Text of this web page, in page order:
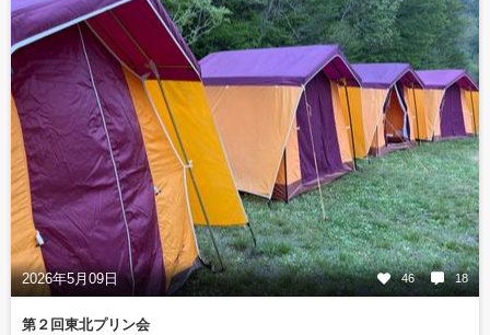
2026年5月09日 46 18
第２回東北プリン会